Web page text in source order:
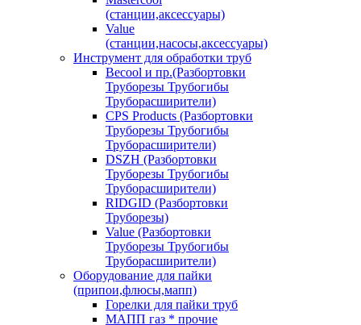
(станции,аксессуары)
Value
(станции,насосы,аксессуары)
Инструмент для обработки труб
Becool и пр.(Разбортовки
Труборезы Трубогибы
Труборасширители)
CPS Products (Разбортовки
Труборезы Трубогибы
Труборасширители)
DSZH (Разбортовки
Труборезы Трубогибы
Труборасширители)
RIDGID (Разбортовки
Труборезы)
Value (Разбортовки
Труборезы Трубогибы
Труборасширители)
Оборудование для пайки
(припои,флюсы,мапп)
Горелки для пайки труб
МАПП газ * прочие